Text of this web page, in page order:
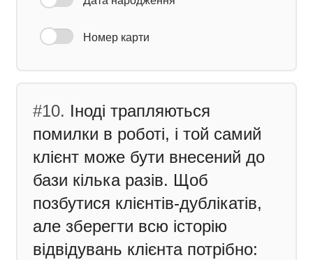
Номер карти
#10. Іноді трапляються
помилки в роботі, і той самий
клієнт може бути внесений до
бази кілька разів. Щоб
позбутися клієнтів-дублікатів,
але зберегти всю історію
відвідувань клієнта потрібно: